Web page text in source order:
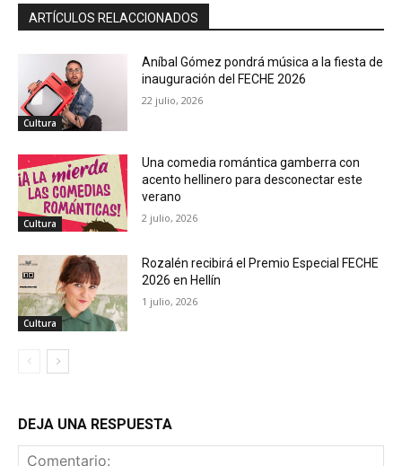
ARTÍCULOS RELACCIONADOS
Cultura
Aníbal Gómez pondrá música a la fiesta de
inauguración del FECHE 2026
22 julio, 2026
Cultura
Una comedia romántica gamberra con
acento hellinero para desconectar este
verano
2 julio, 2026
Cultura
Rozalén recibirá el Premio Especial FECHE
2026 en Hellín
1 julio, 2026
DEJA UNA RESPUESTA